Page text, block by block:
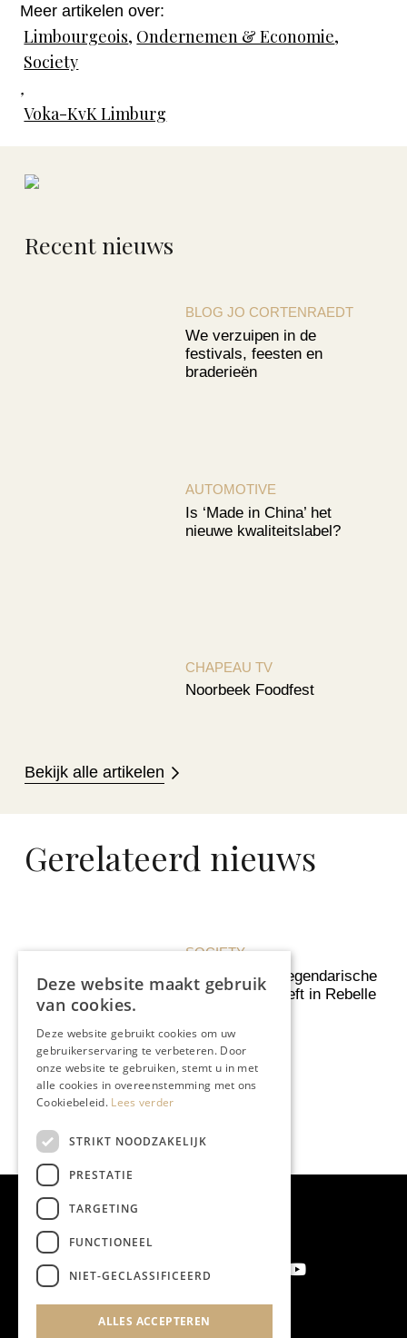
Meer artikelen over:
Limbourgeois, Ondernemen & Economie,
Society
,
Voka-KvK Limburg
Recent nieuws
BLOG JO CORTENRAEDT
We verzuipen in de
festivals, feesten en
braderieën
AUTOMOTIVE
Is ‘Made in China’ het
nieuwe kwaliteitslabel?
CHAPEAU TV
Noorbeek Foodfest
Bekijk alle artikelen
Gerelateerd nieuws
ONDERNEMEN & ECONOMIE
Bronsgieterij Custers,
kippenvel van een mooi
Aanmelden nieuwsbrief
Deze website maakt gebruik
van cookies.
Deze website gebruikt cookies om uw
gebruikerservaring te verbeteren. Door
onze website te gebruiken, stemt u in met
alle cookies in overeenstemming met ons
Cookiebeleid. Lees verder
STRIKT NOODZAKELIJK
PRESTATIE
TARGETING
FUNCTIONEEL
NIET-GECLASSIFICEERD
ALLES ACCEPTEREN